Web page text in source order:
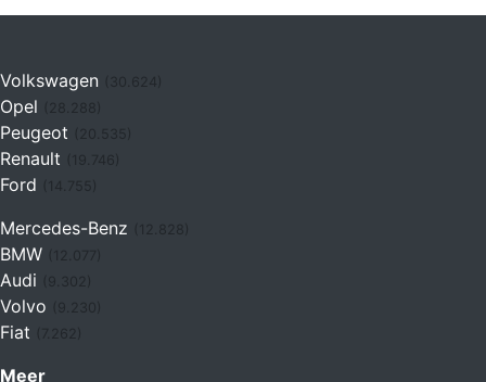
Volkswagen (30.624)
Opel
Peugeot
Renault (19.746)
Ford (14.755)
Mercedes-Benz
BMW
Audi
Volvo
Fiat (7.262)
Meer